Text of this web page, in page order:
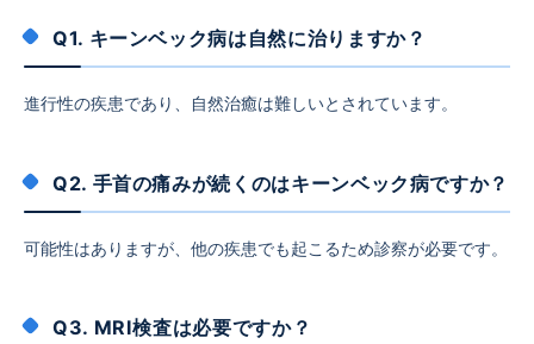
Q1. キーンベック病は自然に治りますか？
進行性の疾患であり、自然治癒は難しいとされています。
Q2. 手首の痛みが続くのはキーンベック病ですか？
可能性はありますが、他の疾患でも起こるため診察が必要です。
Q3. MRI検査は必要ですか？